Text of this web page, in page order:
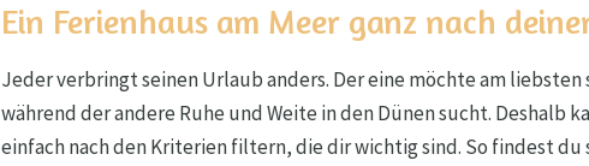
Ein Ferienhaus am Meer ganz nach
Jeder verbringt seinen Urlaub anders. Der eine möchte am liebsten
während der andere Ruhe und Weite in den Dünen sucht. Deshalb
einfach nach den Kriterien filtern, die dir wichtig sind. So findest du